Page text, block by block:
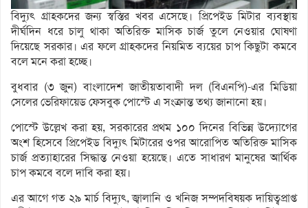
বিদ্যুৎ গ্রাহকদের জন্য স্বস্তির খবর এসেছে। প্রিপেইড মিটার ব্যবস্থায়
দীর্ঘদিন ধরে চালু থাকা অতিরিক্ত মাসিক চার্জ তুলে নেওয়ার ঘোষণা
দিয়েছে সরকার। এর ফলে গ্রাহকদের নিয়মিত ব্যয়ের চাপ কিছুটা কমবে
বলে মনে করা হচ্ছে।
বুধবার (৩ জুন) বাংলাদেশ জাতীয়তাবাদী দল (বিএনপি)-এর মিডিয়া
সেলের ভেরিফায়েড ফেসবুক পোস্টে এ সংক্রান্ত তথ্য জানানো হয়।
পোস্টে উল্লেখ করা হয়, সরকারের প্রথম ১০০ দিনের বিভিন্ন উদ্যোগের
অংশ হিসেবে প্রিপেইড বিদ্যুৎ মিটারের ওপর আরোপিত অতিরিক্ত মাসিক
চার্জ প্রত্যাহারের সিদ্ধান্ত নেওয়া হয়েছে। এতে সাধারণ মানুষের আর্থিক
চাপ কমবে বলে দাবি করা হয়।
এর আগে গত ২৯ মার্চ বিদ্যুৎ, জ্বালানি ও খনিজ সম্পদবিষয়ক দায়িত্বপ্রাপ্ত